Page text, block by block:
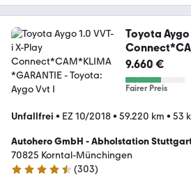
Toyota Aygo
9.660 €
Fairer Preis
Unfallfrei • EZ 10/2018• 59.220 km • 53
Autohero GmbH - Abholstation
70825 Korntal-Münchingen
4.4 Sterne
(303)